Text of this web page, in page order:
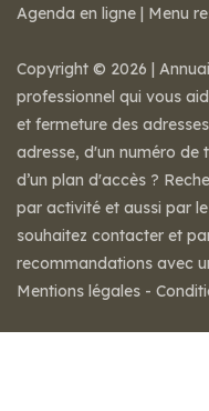
Agenda en ligne | Menu
Copyright © 2026 |
professionnel qui vous
et fermeture des
adresse, d'un numéro de
d’un plan d'accès ?
par activité et aussi par
souhaitez contacter et
recommandations avec
Mentions légales -